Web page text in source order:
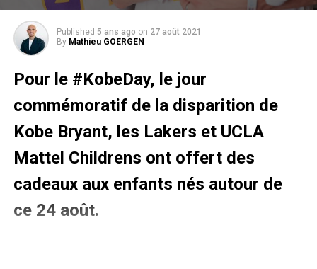
Published 5 ans ago on 27 août 2021
By Mathieu GOERGEN
Pour le #KobeDay, le jour
commémoratifde la disparition de
Kobe Bryant, les Lakers et UCLA
Mattel Childrens ont offert des
cadeaux aux enfants nés autour de
ce 24 août.